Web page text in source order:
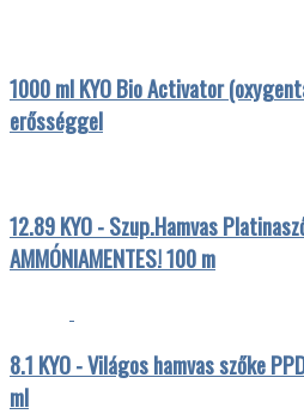
1000 ml KYO Bio Activator
erősséggel
12.89 KYO - Szup.Hamvas
AMMÓNIAMENTES! 100 m
8.1 KYO - Világos hamvas szőke
ml